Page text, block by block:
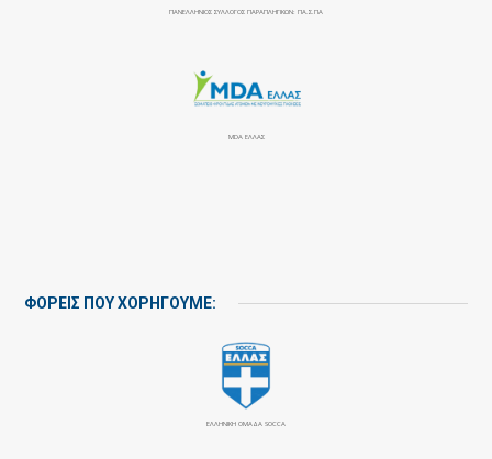
ΠΑΝΕΛΛΉΝΙΟΣ ΣΎΛΛΟΓΟΣ ΠΑΡΑΠΛΗΓΙΚΏΝ: ΠΑ.Σ.ΠΑ
MDA ΕΛΛΑΣ
ΦΟΡΕΙΣ ΠΟΥ ΧΟΡΗΓΟΥΜΕ:
ΕΛΛΗΝΙΚΗ ΟΜΑΔΑ SOCCA